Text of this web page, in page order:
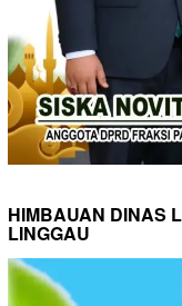
HIMBAUAN DINAS
LINGGAU